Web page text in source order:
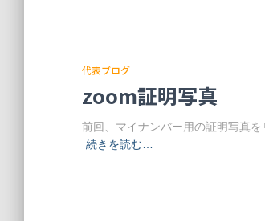
代表ブログ
zoom証明写真
前回、マイナンバー用の証明写真
続きを読む…